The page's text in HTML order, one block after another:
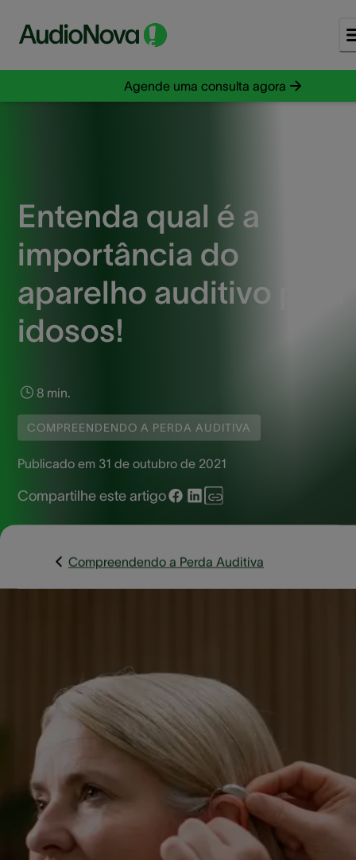
Agende uma consulta agora
Entenda qual é a
importância do
aparelho auditivo para
idosos!
8 min.
COMPREENDENDO A PERDA AUDITIVA
Publicado em 31 de outubro de 2021
Compartilhe este artigo
Compreendendo a Perda Auditiva
audição, levando muitas pessoas a apresentarem,
gradualmente, algum nível de perda auditiva.
Na maioria dos casos, os idosos demoram muito – em
7 anos – para perceber que estão com alguma deficiência
sua audição. Além disso, custam a procurar um médico.
Como consequência, essa perda provoca uma série de
prejuízos para o seu dia-a-dia.
O uso do aparelho auditivo, portanto, é fundamental para
aumentar a qualidade de vida dos idosos. Entenda, a